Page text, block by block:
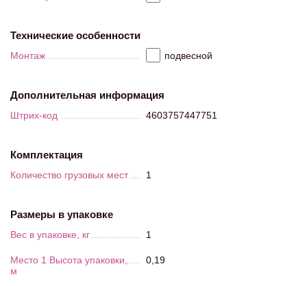
Технические особенности
Монтаж подвесной
Дополнительная информация
Штрих-код 4603757447751
Комплектация
Количество грузовых мест 1
Размеры в упаковке
Вес в упаковке, кг 1
Место 1 Высота упаковки,
м
0,19